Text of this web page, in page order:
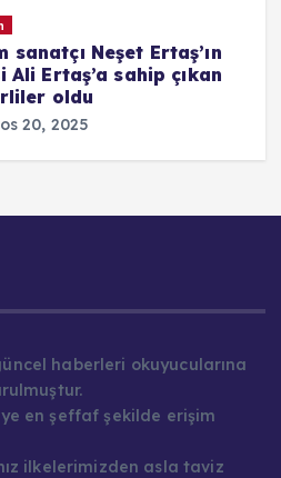
sanatçı Neşet Ertaş’ın
Ali Ertaş’a sahip çıkan
oldu
20, 2025
haberleri okuyucularına
en şeffaf şekilde erişim
ilkelerimizden asla taviz